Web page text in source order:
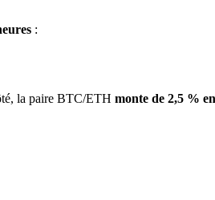
:
la paire BTC/ETH monte de 2,5 %